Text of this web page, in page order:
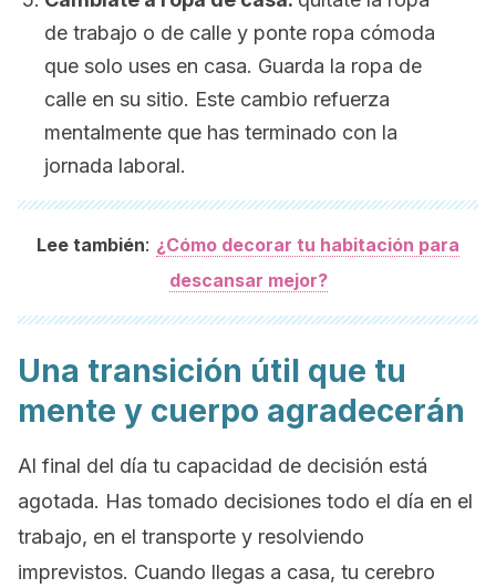
de trabajo o de calle y ponte ropa cómoda
que solo uses en casa. Guarda la ropa de
calle en su sitio. Este cambio refuerza
mentalmente que has terminado con la
jornada laboral.
Lee también: ¿Cómo decorar tu habitación para
descansar mejor?
Una transición útil que tu
mente y cuerpo agradecerán
Al final del día tu capacidad de decisión está
agotada. Has tomado decisiones todo el día en el
trabajo, en el transporte y resolviendo
imprevistos. Cuando llegas a casa, tu cerebro